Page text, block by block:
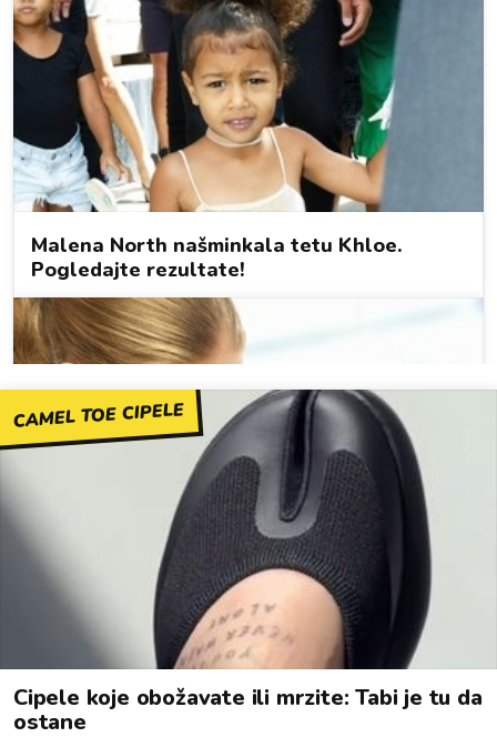
CAMEL TOE CIPELE
Cipele koje obožavate ili mrzite: Tabi je tu da
ostane